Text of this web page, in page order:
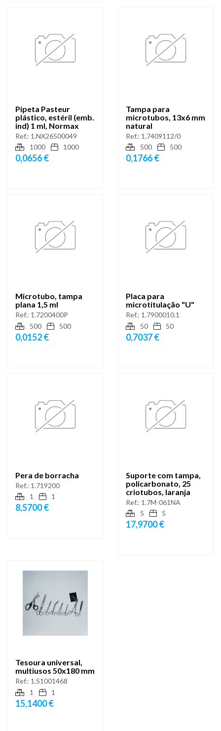
Pipeta Pasteur
plástico, estéril (emb.
ind) 1 ml, Normax
Ref.: 1.NX26500049
1000
1000
0,0656 €
Tampa para
microtubos, 13x6 mm
natural
Ref.: 1.7409112/0
500
500
0,1766 €
Microtubo, tampa
plana 1,5 ml
Ref.: 1.7200400P
500
500
0,0152 €
Placa para
microtitulação "U"
Ref.: 1.7900010.1
50
50
0,7037 €
Pera de borracha
Ref.: 1.719200
1
1
8,5700 €
Suporte com tampa,
policarbonato, 25
criotubos, laranja
Ref.: 1.7M-061NA
5
5
17,9700 €
Tesoura universal,
multiusos 50x180 mm
Ref.: 1.S1001468
1
1
15,1400 €